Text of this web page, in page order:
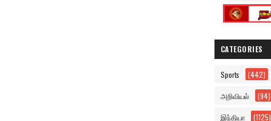
CATEGORIES
Sports (442)
அறிவியல் (94)
இந்தியா (1125)